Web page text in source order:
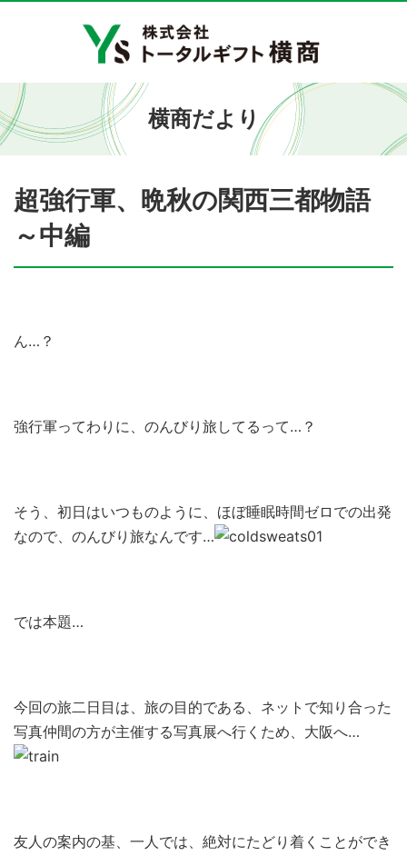
横商だより
超強行軍、晩秋の関西三都物語
～中編
ん…？
強行軍ってわりに、のんびり旅してるって…？
そう、初日はいつものように、ほぼ睡眠時間ゼロでの出発
なので、のんびり旅なんです…
では本題…
今回の旅二日目は、旅の目的である、ネットで知り合った
写真仲間の方が主催する写真展へ行くため、大阪へ…
友人の案内の基、一人では、絶対にたどり着くことができ